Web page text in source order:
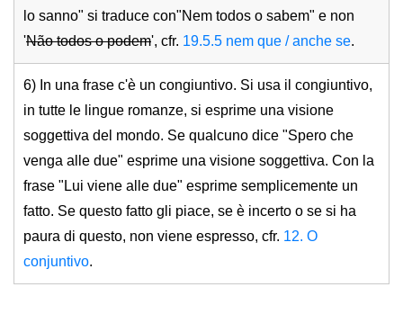
lo sanno" si traduce con"Nem todos o sabem" e non
'Não todos o podem', cfr. 19.5.5 nem que / anche se.
6) In una frase c'è un congiuntivo. Si usa il congiuntivo,
in tutte le lingue romanze, si esprime una visione
soggettiva del mondo. Se qualcuno dice "Spero che
venga alle due" esprime una visione soggettiva. Con la
frase "Lui viene alle due" esprime semplicemente un
fatto. Se questo fatto gli piace, se è incerto o se si ha
paura di questo, non viene espresso, cfr. 12. O
conjuntivo.